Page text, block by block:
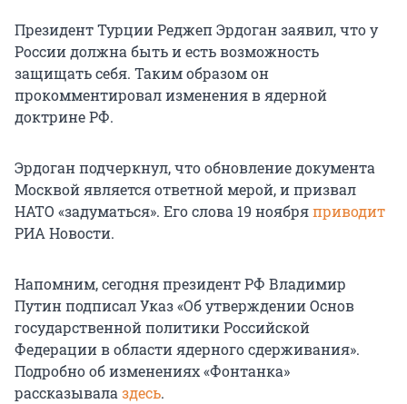
Президент Турции Реджеп Эрдоган заявил, что у
России должна быть и есть возможность
защищать себя. Таким образом он
прокомментировал изменения в ядерной
доктрине РФ.
Эрдоган подчеркнул, что обновление документа
Москвой является ответной мерой, и призвал
НАТО «задуматься». Его слова 19 ноябряприводит
РИА Новости.
Напомним, сегодня президент РФ Владимир
Путин подписал Указ «Об утверждении Основ
государственной политики Российской
Федерации в области ядерного сдерживания».
Подробно об изменениях «Фонтанка»
рассказывала здесь.